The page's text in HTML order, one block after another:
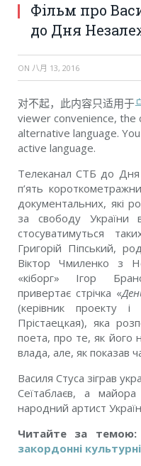
Фільм про
до Дня
ON 八月 13, 2016
对不起，此内容只适用于
viewer convenience,
alternative language.
active language.
Телеканал СТБ до Дня
п’ять
документальних, які
за свободу України
стосуватимуться
Григорій Піпський,
Віктор Чмиленко з
«кіборг» Ігор
привертає стрічка «
(керівник проекту
Прістаецкая), яка
поета, про те, як його
влада, але, як показав
Василя Стуса зіграв
Сеїтаблаєв, а
народний артист
Читайте за темою:
закордонні